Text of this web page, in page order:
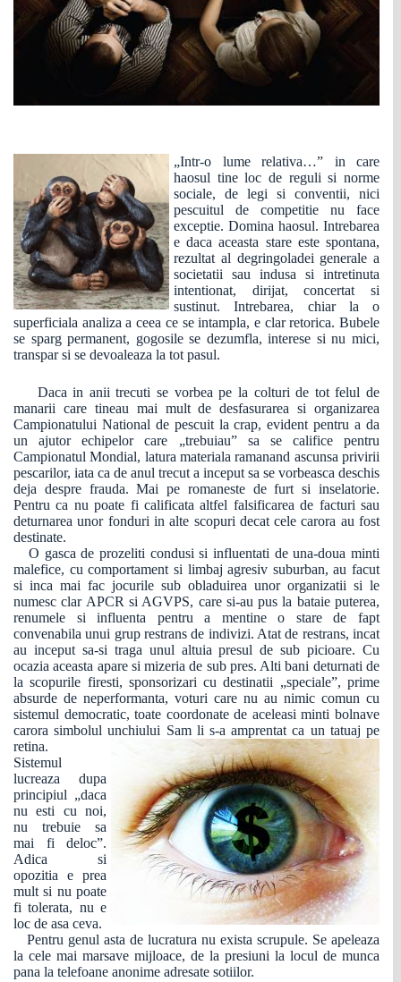
„Intr-o lume relativa…” in care
haosul tine loc de reguli si norme
sociale, de legi si conventii, nici
pescuitul de competitie nu face
exceptie. Domina haosul. Intrebarea
e daca aceasta stare este spontana,
rezultat al degringoladei generale a
societatii sau indusa si intretinuta
intentionat, dirijat, concertat si
sustinut. Intrebarea, chiar la o
superficiala analiza a ceea ce se intampla, e clar retorica. Bubele
se sparg permanent, gogosile se dezumfla, interese si nu mici,
transpar si se devoaleaza la tot pasul.
Daca in anii trecuti se vorbea pe la colturi de tot felul de
manarii care tineau mai mult de desfasurarea si organizarea
Campionatului National de pescuit la crap, evident pentru a da
un ajutor echipelor care „trebuiau” sa se califice pentru
Campionatul Mondial, latura materiala ramanand ascunsa privirii
pescarilor, iata ca de anul trecut a inceput sa se vorbeasca deschis
deja despre frauda. Mai pe romaneste de furt si inselatorie.
Pentru ca nu poate fi calificata altfel falsificarea de facturi sau
deturnarea unor fonduri in alte scopuri decat cele carora au fost
destinate.
O gasca de prozeliti condusi si influentati de una-doua minti
malefice, cu comportament si limbaj agresiv suburban, au facut
si inca mai fac jocurile sub obladuirea unor organizatii si le
numesc clar APCR si AGVPS, care si-au pus la bataie puterea,
renumele si influenta pentru a mentine o stare de fapt
convenabila unui grup restrans de indivizi. Atat de restrans, incat
au inceput sa-si traga unul altuia presul de sub picioare. Cu
ocazia aceasta apare si mizeria de sub pres. Alti bani deturnati de
la scopurile firesti, sponsorizari cu destinatii „speciale”, prime
absurde de neperformanta, voturi care nu au nimic comun cu
sistemul democratic, toate coordonate de aceleasi minti bolnave
carora simbolul unchiului Sam li s-a amprentat ca un tatuaj pe
retina.
Sistemul
lucreaza dupa
principiul „daca
nu esti cu noi,
nu trebuie sa
mai fi deloc”.
Adica si
opozitia e prea
mult si nu poate
fi tolerata, nu e
loc de asa ceva.
Pentru genul asta de lucratura nu exista scrupule. Se apeleaza
la cele mai marsave mijloace, de la presiuni la locul de munca
pana la telefoane anonime adresate sotiilor.